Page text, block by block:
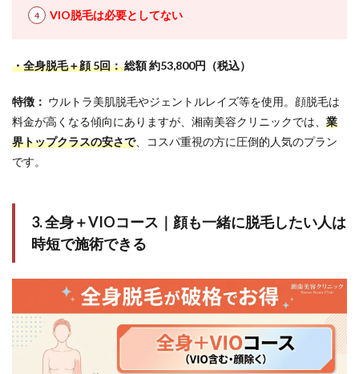
VIO脱毛は必要としてない
・全身脱毛＋顔 5回：総額 約53,800円（税込）
特徴： ウルトラ美肌脱毛やジェントルレイズ等を使用。顔脱毛は
料金が高くなる傾向にありますが、湘南美容クリニックでは、 業
界トップクラスの安さで、コスパ重視の方に圧倒的人気のプラン
です。
3. 全身＋VIOコース｜顔も一緒に脱毛したい人は
時短で施術できる